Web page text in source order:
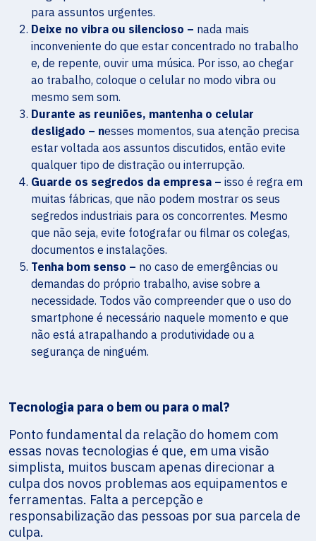
para assuntos urgentes.
Deixe no vibra ou silencioso – nada mais
inconveniente do que estar concentrado no trabalho
e, de repente, ouvir uma música. Por isso, ao chegar
ao trabalho, coloque o celular no modo vibra ou
mesmo sem som.
Durante as reuniões, mantenha o celular
desligado – nesses momentos, sua atenção precisa
estar voltada aos assuntos discutidos, então evite
qualquer tipo de distração ou interrupção.
Guarde os segredos da empresa – isso é regra em
muitas fábricas, que não podem mostrar os seus
segredos industriais para os concorrentes. Mesmo
que não seja, evite fotografar ou filmar os colegas,
documentos e instalações.
Tenha bom senso – no caso de emergências ou
demandas do próprio trabalho, avise sobre a
necessidade. Todos vão compreender que o uso do
smartphone é necessário naquele momento e que
não está atrapalhando a produtividade ou a
segurança de ninguém.
Tecnologia para o bem ou para o mal?
Ponto fundamental da relação do homem com
essas novas tecnologias é que, em uma visão
simplista, muitos buscam apenas direcionar a
culpa dos novos problemas aos equipamentos e
ferramentas. Falta a percepção e
responsabilização das pessoas por sua parcela de
culpa.